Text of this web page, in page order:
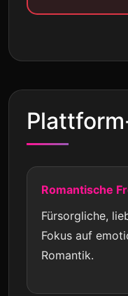
Romantische
Fürsorgliche,
Fokus auf
Romantik.